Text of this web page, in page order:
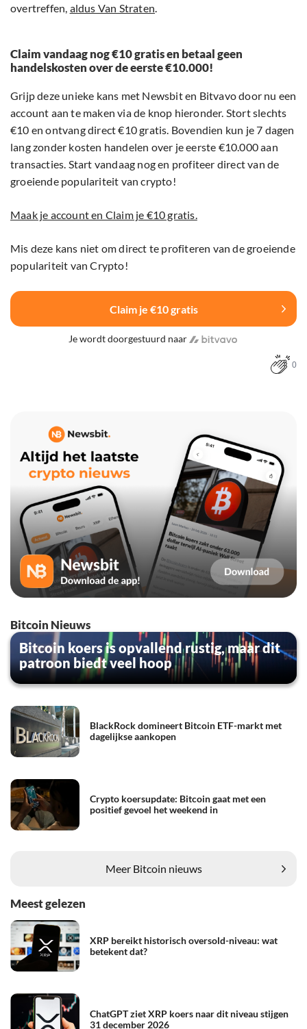
overtreffen, aldus Van Straten.
Claim vandaag nog €10 gratis en betaal geen
handelskosten over de eerste €10.000!
Grijp deze unieke kans met Newsbit en Bitvavo door nu een
account aan te maken via de knop hieronder. Stort slechts
€10 en ontvang direct €10 gratis. Bovendien kun je 7 dagen
lang zonder kosten handelen over je eerste €10.000 aan
transacties. Start vandaag nog en profiteer direct van de
groeiende populariteit van crypto!
Maak je account en Claim je €10 gratis.
Mis deze kans niet om direct te profiteren van de groeiende
populariteit van Crypto!
Claim je €10 gratis
Je wordt doorgestuurd naar
0
Bitcoin Nieuws
Bitcoin koers is opvallend rustig, maar dit
patroon biedt veel hoop
BlackRock domineert Bitcoin ETF-markt met
dagelijkse aankopen
Crypto koersupdate: Bitcoin gaat met een
positief gevoel het weekend in
Meer Bitcoin nieuws
Meest gelezen
XRP bereikt historisch oversold-niveau: wat
betekent dat?
ChatGPT ziet XRP koers naar dit niveau stijgen
31 december 2026